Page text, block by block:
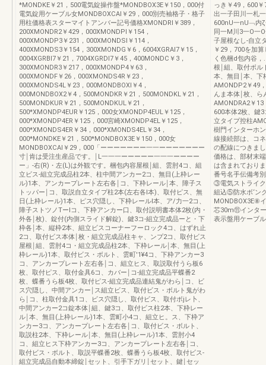
*MONDKE￥21，500電気錠操作盤*MONDBOX3E￥150，000付
電気錠用ケーブル女MONDBOXCAI￥29，000別売袖格子・格子
用柱価格表スターマイトアンバー記号価格XMONDRI￥389，
200XMONDR2￥429，000XMONDPI￥154，
000XMONDP3￥231，000XMONDSI￥114，
400XMONDS3￥154，300XMONDG￥6，6004XGRAI7￥15，
0004XGRBI7￥21，7004XGRDI7￥45，400MONDC￥3，
300XMONDR3￥217，000XMONDP4￥63，
000XMONDF￥26，000XMONDS4R￥23，
000XMONDS4L￥23，000MONDBOXI￥4，
000MONDBOX2￥4，500MONDKR￥21，500MONDKL￥21，
500MONDKUR￥21，500MONDKUL￥21，
500*XMONDP4EUR￥125，000女XMONDP4EUL￥125，
000*XMONDP4ER￥125，000宮崎XMONDP4EL￥125，
000*XMONDS4ER￥34，000*XMONDS4EL￥34，
000*MONDKE￥21，500*MONDBOX3E￥150，000女
MONDBOXCAI￥29，000「ーーーーーーー一一ーーーーーーー
寸￨肯は受注生産品です。￨L一一一ーーーーー一一一ーーーー
ー」-右(R)・左(L)は外観です。梱包内容屋根￨組、雲肘4コ、組
立ビス-組立完成品柱2本、柱中間アンカー2コ、無目(上枠レー
ル)1本、アンカープレート左右各￨コ、下枠レール￨本、障子ス
トッパー￨コ、取説自立タイプ柱2本(左右各l本)、取付ピス、無
日(上枠レール)1本、ピス穴隠し、下枠レールl本、ア/力一2コ、
障子ストツノTーlコ、下枠アンカー口、取付説明書本体2枚(内・
外各￨枚)、錠付(内側スライド解錠)、鍵3コ-組立完成品ーと・下
枠各￨本、縦枠2本、組立ビスコーナーフーロック4コ、はずれ止
2コ、取付ビス本体￨枚・組立完成品柱キャ、ンプ2コ、取付ビス
屋根￨組、雲肘4コ・組立完成品柱2本、下枠レール￨本、無目(上
枠レール)1本、取付ビス・ボルト、雲町'1¥4コ、下枠アンカー3
コ、アンカープレート左右各￨コ、組立ヒス、取説取付うら板6
枚、取付ピス、取付金具6コ、カバー￨コ-組立完成品平蝶番2
枚、蝶番うら板4枚、取付ピス-組立完成品連結鬼がわら￨コ、ビ
ス穴隠し、中間アンカー￨ス組立ビス、取付ビス・ボルト鬼がわ
ら￨コ、柱取付金具1コ、ビス穴隠し、取付ビス、取付ボjレ卜、
中間アンカー2コ錠本体￨組、鍵3コ、取付ビス柱2本、下枠レー
ル￨本、無目(上枠レール)1本、雲町小4コ、組立ヒ。ス、下枠ア
ンカー3コ、アンカープレート左右各￨コ、取付ビス・ボルト、
取説柱2本、下枠レール￨本、無目(上枠レール)1本、雲肘小4
コ、組立ヒス下枠アンカー3コ、アンカープレート左右各￨コ、
取付ビス・ボルト、取説平蝶番2枚、蝶番うら板4枚、取付ビス-
組立完成品自動本締錠￨セット、引手下ガリ￨セット、鍵￨セッ
っき￥49，600
出一子田川一札
600nU一nU﹁内
同一M川3一O一
子屋根なし-自立
￥29，700を加
く色梱d包内谷，
根￨組、取付ボル
本、無目￨本、下
AMONDP2￥49
んま本体￨枚、ら
AMONDRA2￥
600本体2枚、鍵
立タイプ控柱
樹門インターホ
線接続部は、コ
の配線につきま
価格は、部材末
は含まれており
番号名手伝備考
③電気ストライ
組込⑤防水ボ‘ン
MONDBOX3E⑧
芯30m⑪インタ
表示盤用ケーブ